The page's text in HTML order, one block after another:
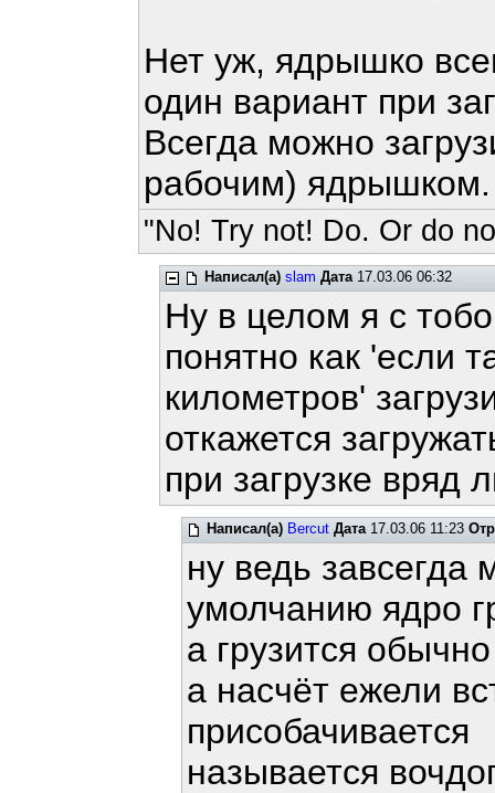
Нет уж, ядрышко
один вариант при
Всегда можно
рабочим)
"No! Try not! Do. Or do
Написал(а) slam Дата17.03.06 06:32
Ну в целом я с
понятно как 'если
километров'
откажется
при загрузке вряд
Написал(а) Bercut Дата17.03.06 11:23
ну ведь завсегда
умолчанию ядро
а грузится
а насчёт ежели
присобачивается
называется